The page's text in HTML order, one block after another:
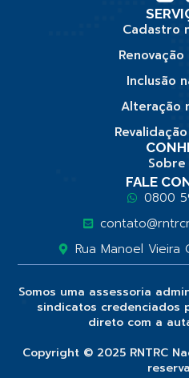
Cadastro
Renovação
Inclusão
Alteração
Sobre
FALE
0800
Rua Manoel Vieira
Somos uma assessoria
sindicatos credenciados
direto com a
Copyright © 2025 RNTRC